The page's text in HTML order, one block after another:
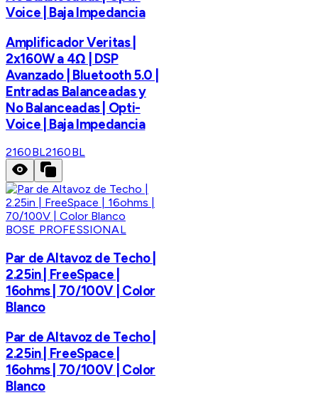
Voice | Baja Impedancia
Amplificador Veritas |
2x160W a 4Ω | DSP
Avanzado | Bluetooth 5.0 |
Entradas Balanceadas y
No Balanceadas | Opti-
Voice | Baja Impedancia
2160BL2160BL
BOSE PROFESSIONAL
Par de Altavoz de Techo |
2.25in | FreeSpace |
16ohms | 70/100V | Color
Blanco
Par de Altavoz de Techo |
2.25in | FreeSpace |
16ohms | 70/100V | Color
Blanco